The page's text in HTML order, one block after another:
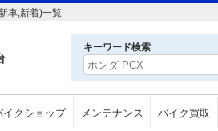
車,新着)一覧
キーワード検索
イクショップ メンテナンス バイク買取